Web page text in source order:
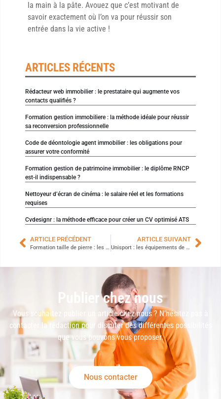
la main à la pâte. Avouez que c’est motivant de
savoir exactement où l’on va pour réussir son
entrée dans la vie active !
ARTICLES RÉCENTS
Rédacteur web immobilier : le prestataire qui augmente vos
contacts qualifiés ?
Formation gestion immobiliere : la méthode idéale pour réussir
sa reconversion professionnelle
Code de déontologie agent immobilier : les obligations pour
assurer votre conformité
Formation gestion de patrimoine immobilier : le diplôme RNCP
est-il indispensable ?
Nettoyeur d’écran de cinéma : le salaire réel et les formations
requises
Cvdesignr : la méthode efficace pour créer un CV optimisé ATS
ARTICLE PRÉCÉDENT
Formation taille de pierre : les étapes pour réussir sa reconversion professionnelle
ARTICLE SUIVANT
Unisport : les équipements de football indispensables pour votre formation sportive
Publier chez nous
Vous souhaitez publier un article chez nous ? N’hésitez pas à
contacter la rédaction pour discuter des différentes possibilités
que vous pouvons vous proposer.
Nous contacter